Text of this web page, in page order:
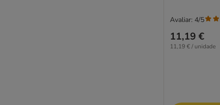
11,19 €
11,19 € / unidade
Avaliar: 4/5